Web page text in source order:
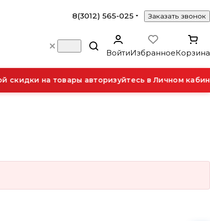
8(3012) 565-025 Заказать звонок
ВойтиИзбранноеКорзина
скидки на товары авторизуйтесь в Личном